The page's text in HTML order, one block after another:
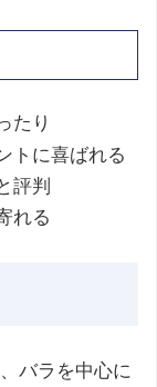
たり
トに喜ばれる
評判
れる
バラを中心に